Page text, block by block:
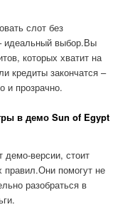
слот без
идеальный выбор.Вы
которых хватит на
кредиты закончатся –
и прозрачно.
в демо Sun of Egypt
версии, стоит
правил.Они помогут не
разобраться в